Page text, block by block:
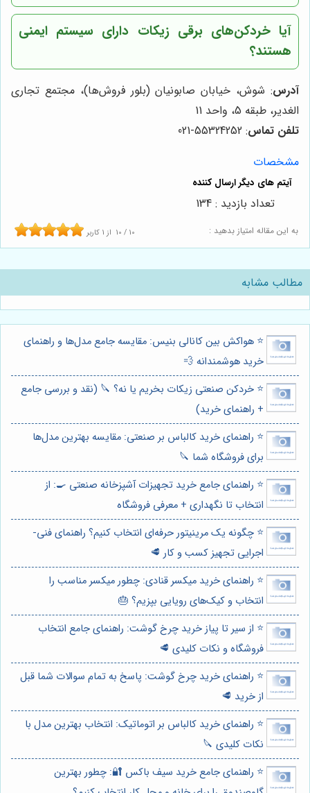
آیا خردکن‌های برقی زیکات دارای سیستم ایمنی
هستند؟
آدرس: شوش، خیابان صابونیان (بلور فروش‌ها)، مجتمع تجاری
الغدیر، طبقه 5، واحد 11
تلفن تماس: 55324252-021
مشخصات
به این مقاله امتیاز بدهید : 10 / 10 از 1 کاربر
تعداد بازدید : 134
مطالب مشابه
⭐️ هواکش بین کانالی بنیس: مقایسه جامع مدل‌ها و راهنمای
خرید هوشمندانه 💨
⭐️ خردکن صنعتی زیکات بخریم یا نه؟ 🔪 (نقد و بررسی جامع
+ راهنمای خرید)
⭐️ راهنمای خرید کالباس بر صنعتی: مقایسه بهترین مدل‌ها
برای فروشگاه شما 🔪
⭐️ راهنمای جامع خرید تجهیزات آشپزخانه صنعتی 🍳: از
انتخاب تا نگهداری + معرفی فروشگاه
⭐️ چگونه یک مرینیتور حرفه‌ای انتخاب کنیم؟ راهنمای فنی-
اجرایی تجهیز کسب و کار 🥩
⭐️ راهنمای خرید میکسر قنادی: چطور میکسر مناسب را
انتخاب و کیک‌های رویایی بپزیم؟ 🎂
⭐️ از سیر تا پیاز خرید چرخ گوشت: راهنمای جامع انتخاب
فروشگاه و نکات کلیدی 🥩
⭐️ راهنمای خرید چرخ گوشت: پاسخ به تمام سوالات شما قبل
از خرید 🥩
⭐️ راهنمای خرید کالباس بر اتوماتیک: انتخاب بهترین مدل با
نکات کلیدی 🔪
⭐️ راهنمای جامع خرید سیف باکس 🔐: چطور بهترین